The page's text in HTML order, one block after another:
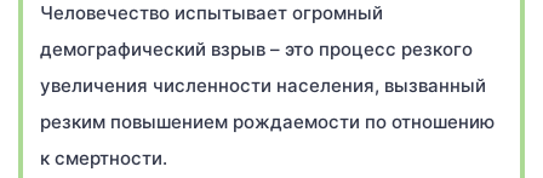
Человечество испытывает огромный
демографический взрыв – это процесс резкого
увеличения численности населения, вызванный
резким повышением рождаемости по отношению
к смертности.